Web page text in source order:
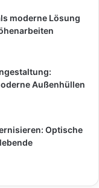
moderne Lösung
Außenhüllen
Optische